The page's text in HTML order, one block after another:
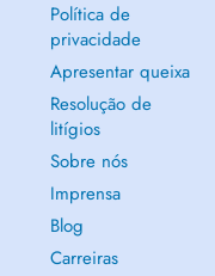
Política de
privacidade
Apresentar queixa
Resolução de
litígios
Sobre nós
Imprensa
Blog
Carreiras